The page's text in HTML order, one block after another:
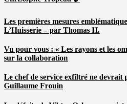
Les premières mesures
L’Huisserie – par Thomas H.
Vu pour vous : « Les rayons et les
sur la collaboration
Le chef de service exfiltré ne devrait
Guillaume Frouin